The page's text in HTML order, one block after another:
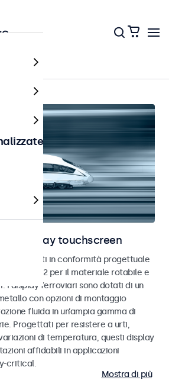
e display touchscreen
sviluppati in conformità progettuale
e EN 45545-2 per il materiale rotabile e
I display ferroviari sono dotati di un
con opzioni di montaggio
fluida in un’ampia gamma di
Progettati per resistere a urti,
di temperatura, questi display
affidabili in applicazioni
critical.
Mostra di più